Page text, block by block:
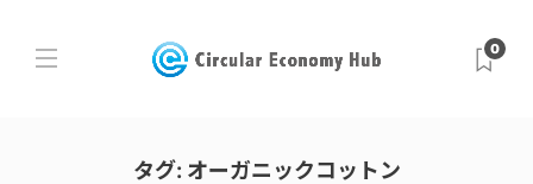
0
タグ: オーガニックコットン